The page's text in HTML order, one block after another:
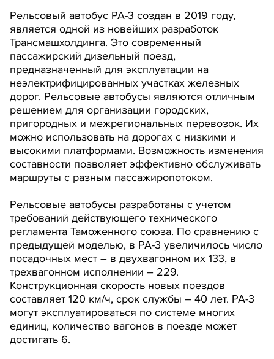
Рельсовый автобус РА-3 создан в 2019 году,
является одной из новейших разработок
Трансмашхолдинга. Это современный
пассажирский дизельный поезд,
предназначенный для эксплуатации на
неэлектрифицированных участках железных
дорог. Рельсовые автобусы являются отличным
решением для организации городских,
пригородных и межрегиональных перевозок. Их
можно использовать на дорогах с низкими и
высокими платформами. Возможность изменения
составности позволяет эффективно обслуживать
маршруты с разным пассажиропотоком.
Рельсовые автобусы разработаны с учетом
требований действующего технического
регламента Таможенного союза. По сравнению с
предыдущей моделью, в РА-3 увеличилось число
посадочных мест – в двухвагонном их 133, в
трехвагонном исполнении – 229.
Конструкционная скорость новых поездов
составляет 120 км/ч, срок службы – 40 лет. РА-3
могут эксплуатироваться по системе многих
единиц, количество вагонов в поезде может
достигать 6.